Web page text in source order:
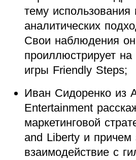
тему
аналитических
Свои наблюдения он
проиллюстрирует
игры Friendly Steps;
Иван Сидоренко из
Entertainment
маркетинговой
and Liberty и причем
взаимодействие с